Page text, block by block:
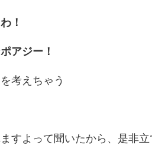
！
アジー！
考えちゃう
すよって聞いたから、是非